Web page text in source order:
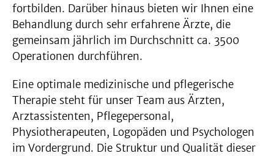
fortbilden. Darüber hinaus bieten wir Ihnen eine
Behandlung durch sehr erfahrene Ärzte, die
gemeinsam jährlich im Durchschnitt ca. 3500
Operationen durchführen.
Eine optimale medizinische und pflegerische
Therapie steht für unser Team aus Ärzten,
Arztassistenten, Pflegepersonal,
Physiotherapeuten, Logopäden und Psychologen
im Vordergrund. Die Struktur und Qualität dieser